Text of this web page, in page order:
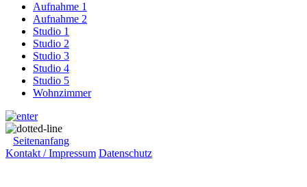
Aufnahme 1
Aufnahme 2
Studio 1
Studio 2
Studio 3
Studio 4
Studio 5
Wohnzimmer
Seitenanfang
Kontakt / Impressum Datenschutz